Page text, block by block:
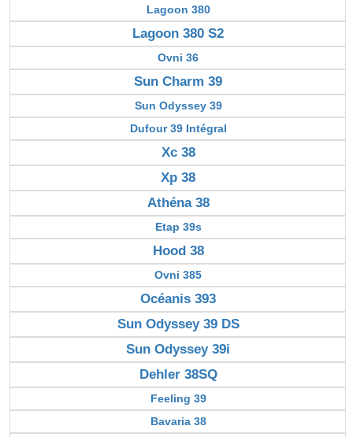
Lagoon 380
Lagoon 380 S2
Ovni 36
Sun Charm 39
Sun Odyssey 39
Dufour 39 Intégral
Xc 38
Xp 38
Athéna 38
Etap 39s
Hood 38
Ovni 385
Océanis 393
Sun Odyssey 39 DS
Sun Odyssey 39i
Dehler 38SQ
Feeling 39
Bavaria 38